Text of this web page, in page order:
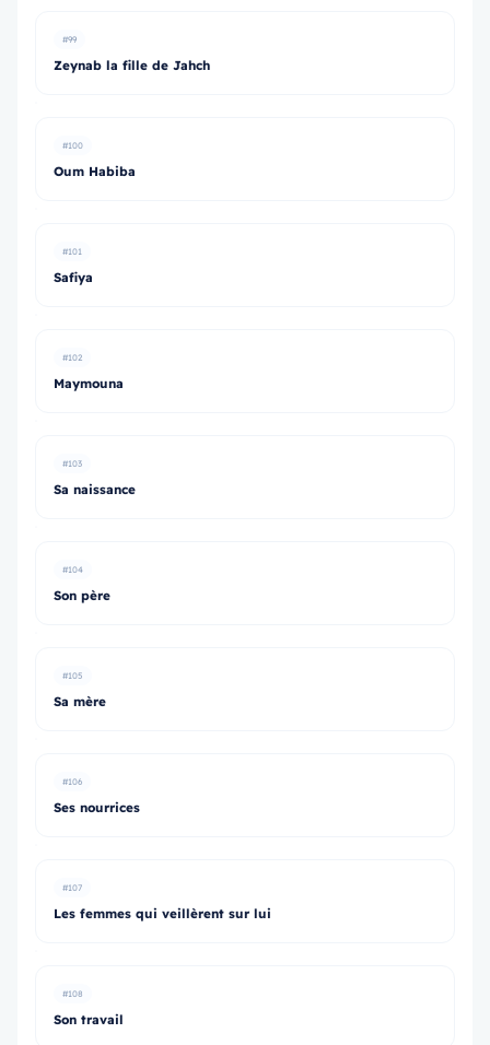
#99
Zeynab la fille de Jahch
#100
Oum Habiba
#101
Safiya
#102
Maymouna
#103
Sa naissance
#104
Son père
#105
Sa mère
#106
Ses nourrices
#107
Les femmes qui veillèrent sur lui
#108
Son travail